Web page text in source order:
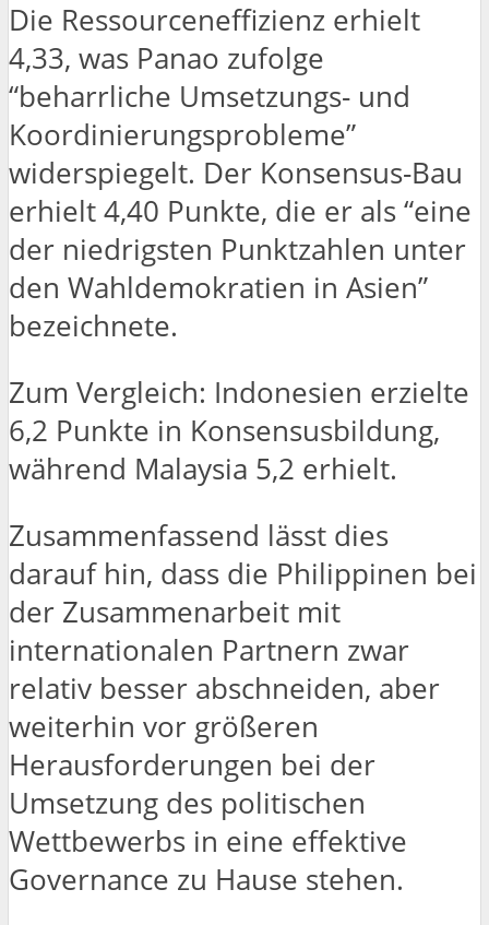
Die Ressourceneffizienz erhielt
4,33, was Panao zufolge
“beharrliche Umsetzungs- und
Koordinierungsprobleme”
widerspiegelt. Der Konsensus-Bau
erhielt 4,40 Punkte, die er als “eine
der niedrigsten Punktzahlen unter
den Wahldemokratien in Asien”
bezeichnete.
Zum Vergleich: Indonesien erzielte
6,2 Punkte in Konsensusbildung,
während Malaysia 5,2 erhielt.
Zusammenfassend lässt dies
darauf hin, dass die Philippinen bei
der Zusammenarbeit mit
internationalen Partnern zwar
relativ besser abschneiden, aber
weiterhin vor größeren
Herausforderungen bei der
Umsetzung des politischen
Wettbewerbs in eine effektive
Governance zu Hause stehen.